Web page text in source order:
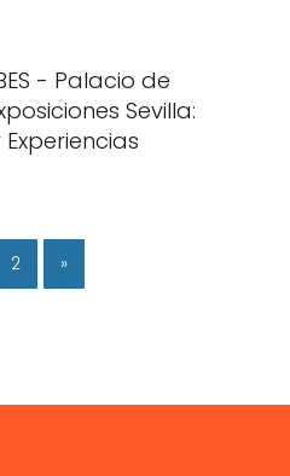
- Palacio de
Sevilla:
2 »